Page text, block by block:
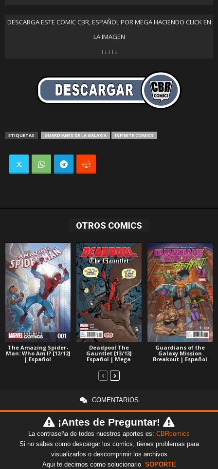
DESCARGA ESTE COMIC CBR, ESPAÑOL POR MEGA HACIENDO CLICK EN
LA IMAGEN
↓↓↓↓↓
ETIQUETAS GUARDIANES DE LA GALAXIA INFINITE COMICS
OTROS COMICS
The Amazing Spider-
Man: Who Am I? [12/12]
| Español
Deadpool The
Gauntlet [13/13]
Español | Mega
Guardians of the
Galaxy Mission
Breakout | Español
COMENTARIOS
¡Antes de Preguntar!
La contraseña de todos nuestros aportes es: CBRcomics
Si no sabes como descargar los comics, tienes problemas para
visualizarlos o descomprimir los archivos
Aqui te decimos como solucionarlo SOPORTE